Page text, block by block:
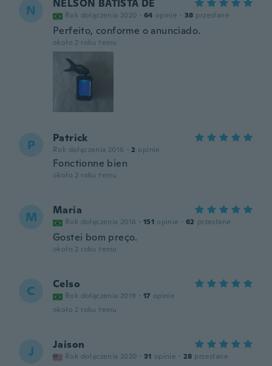
N NELSON BATISTA DE
Rok dołączenia 2020 · 64 opinie · 38 przesłane
Perfeito, conforme o anunciado.
około 2 roku temu
P Patrick
Rok dołączenia 2016 · 2 opinie
Fonctionne bien
około 2 roku temu
M Maria
Rok dołączenia 2016 · 151 opinie · 62 przesłane
Gostei bom preço.
około 2 roku temu
C Celso
Rok dołączenia 2019 · 17 opinie
około 2 roku temu
J Jaison
Rok dołączenia 2020 · 31 opinie · 28 przesłane